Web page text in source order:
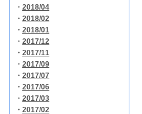
・ 2018/04
・ 2018/02
・ 2018/01
・ 2017/12
・ 2017/11
・ 2017/09
・ 2017/07
・ 2017/06
・ 2017/03
・ 2017/02